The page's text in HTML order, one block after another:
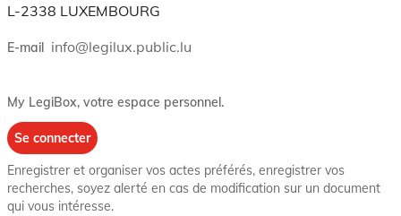
L-2338 LUXEMBOURG
E-mail info@legilux.public.lu
My LegiBox, votre espace personnel.
Se connecter
Enregistrer et organiser vos actes préférés, enregistrer vos
recherches, soyez alerté en cas de modification sur un document
qui vous intéresse.